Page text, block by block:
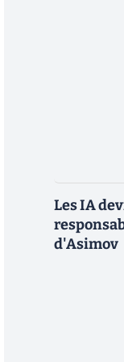
Les IA
d'Asimov